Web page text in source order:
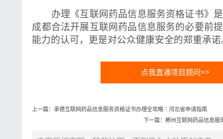
办理《互联网药品信息服务资格证书》是
成都合法开展互联网药品信息服务的必要前
能力的认可，更是对公众健康安全的郑重承
点我直通项目顾问>>
上一篇：承德互联网药品信息服务资格证书办理全攻略｜河北省申请指南
下一篇：郴州互联网药品信息服